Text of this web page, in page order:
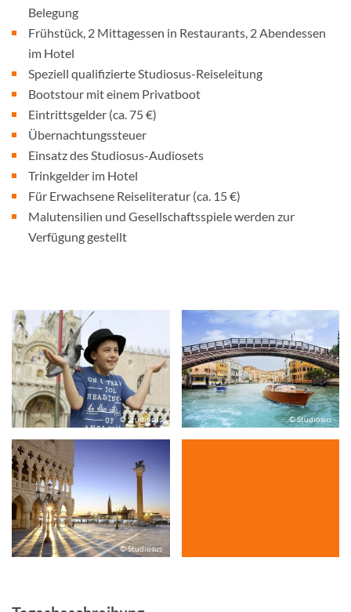
Belegung
Frühstück, 2 Mittagessen in Restaurants, 2 Abendessen
im Hotel
Speziell qualifizierte Studiosus-Reiseleitung
Bootstour mit einem Privatboot
Eintrittsgelder (ca. 75 €)
Übernachtungssteuer
Einsatz des Studiosus-Audiosets
Trinkgelder im Hotel
Für Erwachsene Reiseliteratur (ca. 15 €)
Malutensilien und Gesellschaftsspiele werden zur
Verfügung gestellt
© Studiosus © Studiosus
© Studiosus